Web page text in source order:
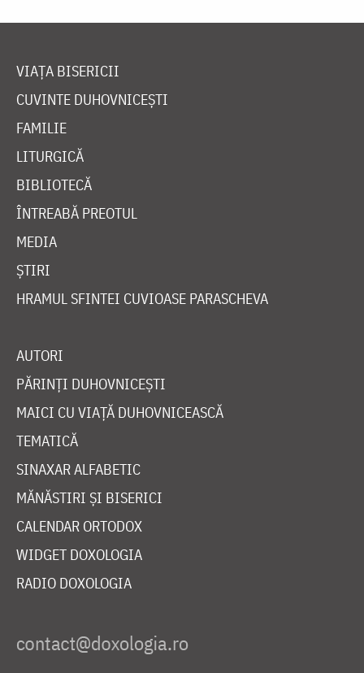
VIAȚA BISERICII
CUVINTE DUHOVNICEȘTI
FAMILIE
LITURGICĂ
BIBLIOTECĂ
ÎNTREABĂ PREOTUL
MEDIA
ȘTIRI
HRAMUL SFINTEI CUVIOASE PARASCHEVA
AUTORI
PĂRINȚI DUHOVNICEȘTI
MAICI CU VIAȚĂ DUHOVNICEASCĂ
TEMATICĂ
SINAXAR ALFABETIC
MĂNĂSTIRI ȘI BISERICI
CALENDAR ORTODOX
WIDGET DOXOLOGIA
RADIO DOXOLOGIA